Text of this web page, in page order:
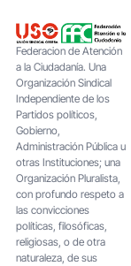
Federacion de Atención
a la Ciudadanía. Una
Organización Sindical
Independiente de los
Partidos políticos,
Gobierno,
Administración Pública u
otras Instituciones; una
Organización Pluralista,
con profundo respeto a
las convicciones
políticas, filosóficas,
religiosas, o de otra
naturaleza, de sus